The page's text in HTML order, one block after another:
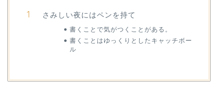
さみしい夜にはペンを持て
書くことで気がつくことがある。
書くことはゆっくりとしたキャッチボー
ル